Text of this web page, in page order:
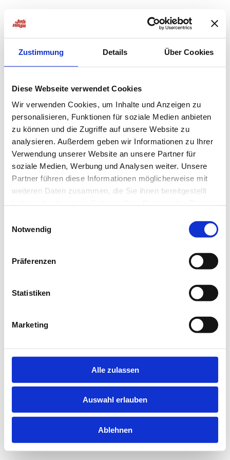
Zustimmung Details Über Cookies
Diese Webseite verwendet Cookies
Wir verwenden Cookies, um Inhalte und Anzeigen zu
personalisieren, Funktionen für soziale Medien anbieten
zu können und die Zugriffe auf unsere Website zu
analysieren. Außerdem geben wir Informationen zu Ihrer
Verwendung unserer Website an unsere Partner für
soziale Medien, Werbung und Analysen weiter. Unsere
Partner führen diese Informationen möglicherweise mit
weiteren Daten zusammen, die Sie ihnen bereitgestellt
Notwendig
Präferenzen
Statistiken
Marketing
Alle zulassen
Auswahl erlauben
Ablehnen
loadingjobninja.com
for more